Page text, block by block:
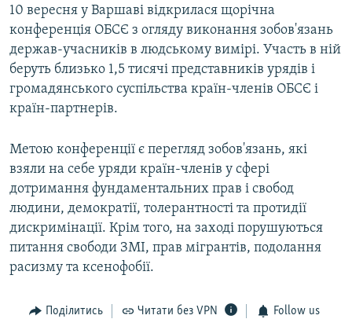
10 вересня у Варшаві відкрилася щорічна
конференція ОБСЄ з огляду виконання зобов'язань
держав-учасників в людському вимірі. Участь в ній
беруть близько 1,5 тисячі представників урядів і
громадянського суспільства країн-членів ОБСЄ і
країн-партнерів.
Метою конференції є перегляд зобов'язань, які
взяли на себе уряди країн-членів у сфері
дотримання фундаментальних прав і свобод
людини, демократії, толерантності та протидії
дискримінації. Крім того, на заході порушуються
питання свободи ЗМІ, прав мігрантів, подолання
расизму та ксенофобії.
Поділитись Читати без VPN Follow us